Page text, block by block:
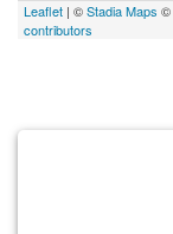
Leaflet | ©Stadia Maps ©
contributors